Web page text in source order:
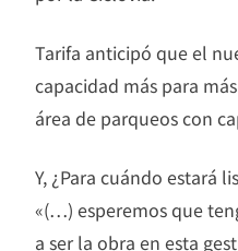
Tarifa anticipó que el
capacidad más para
área de parqueos con
Y, ¿Para cuándo estará
«(…) esperemos que
a ser la obra en esta